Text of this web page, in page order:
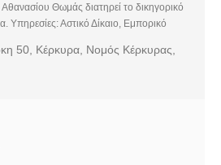
Θωμάς διατηρεί το δικηγορικό
Υπηρεσίες: Αστικό Δίκαιο, Εμπορικό
50, Κέρκυρα, Νομός Κέρκυρας,